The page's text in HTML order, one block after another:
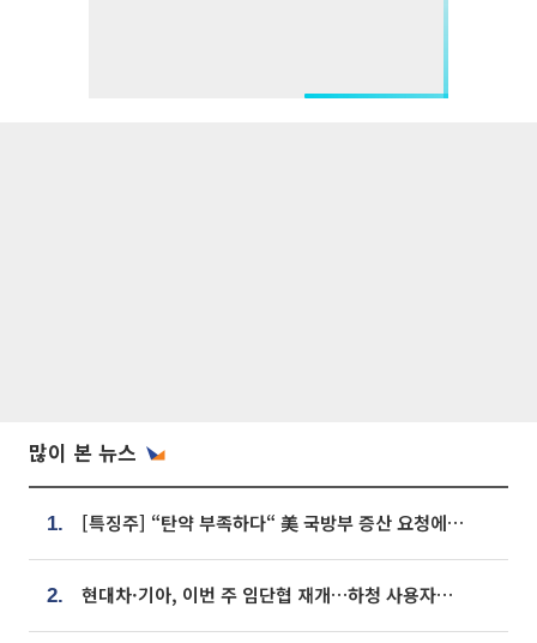
많이 본 뉴스
1. [특징주] “탄약 부족하다“ 美 국방부 증산 요청에⋯국내 방산주 급등세
2. 현대차·기아, 이번 주 임단협 재개…하청 사용자성 재심도 ‘변수’